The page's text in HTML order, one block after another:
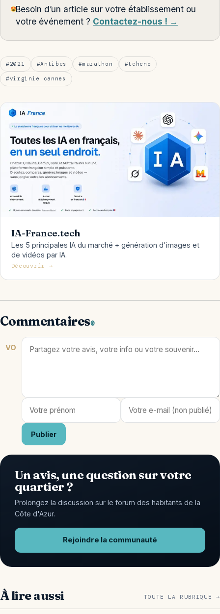
Besoin d’un article sur votre établissement ou
votre événement ? Contactez-nous ! →
#2021 #Antibes #marathon #tehcno
#virginie cannes
IA-France.tech
Les 5 principales IA du marché + génération d'images et
de vidéos par IA.
Découvrir →
Commentaires0
VO
Publier
Un avis, une question sur votre
quartier ?
Prolongez la discussion sur le forum des habitants de la
Côte d'Azur.
Rejoindre la communauté
À lire aussi TOUTE LA RUBRIQUE →